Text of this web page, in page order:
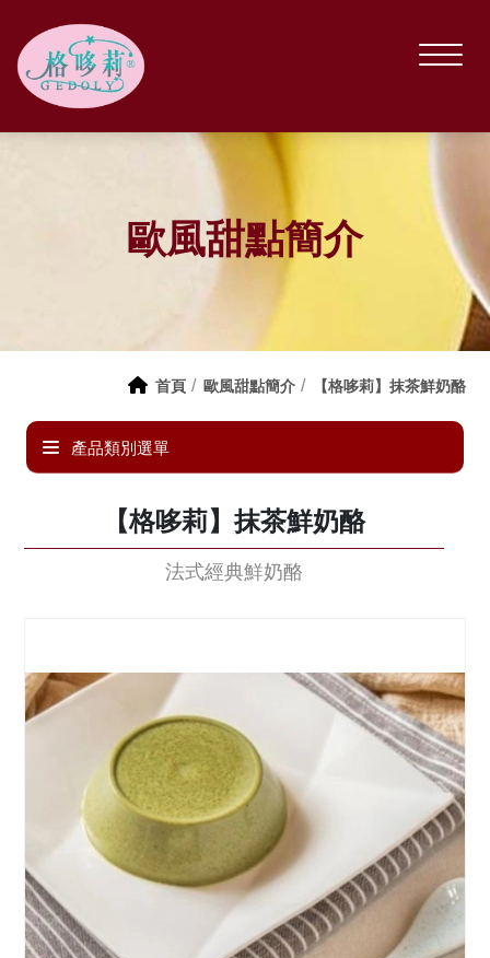
歐風甜點簡介
首頁 歐風甜點簡介 【格哆莉】抹茶鮮奶酪
產品類別選單
【格哆莉】抹茶鮮奶酪
法式經典鮮奶酪